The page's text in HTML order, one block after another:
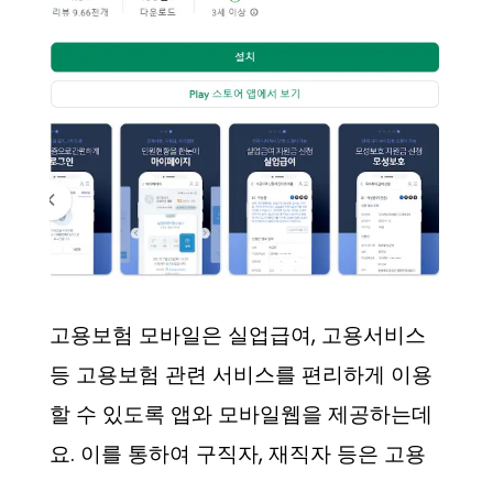
고용보험 모바일은 실업급여, 고용서비스
등 고용보험 관련 서비스를 편리하게 이용
할 수 있도록 앱와 모바일웹을 제공하는데
요. 이를 통하여 구직자, 재직자 등은 고용